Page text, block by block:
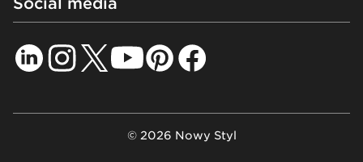
© 2026 Nowy Styl